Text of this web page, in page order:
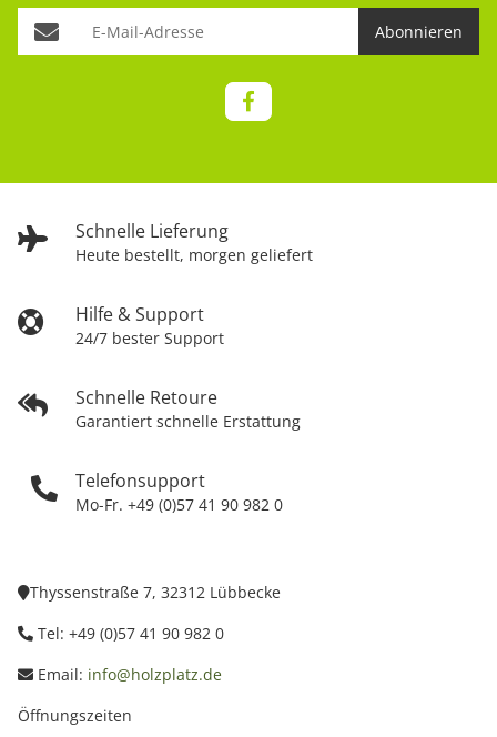
Schnelle Lieferung
Heute bestellt, morgen geliefert
Hilfe & Support
24/7 bester Support
Schnelle Retoure
Garantiert schnelle Erstattung
Telefonsupport
Mo-Fr. +49 (0)57 41 90 982 0
Abonnieren
Thyssenstraße 7, 32312 Lübbecke
Tel: +49 (0)57 41 90 982 0
Email: info@holzplatz.de
Öffnungszeiten